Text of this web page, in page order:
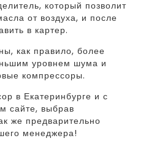
который позволит
от воздуха, и после
в картер.
как правило, более
уровнем шума и
компрессоры.
в Екатеринбурге и с
сайте, выбрав
же предварительно
менеджера!